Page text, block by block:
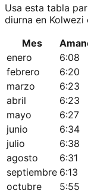
Usa esta tabla
diurna en Kolwezi
Mes
enero
6:08
febrero
6:20
marzo
6:23
abril
6:23
mayo
6:27
junio
6:34
julio
6:38
agosto
6:31
septiembre 6:13
octubre
5:55